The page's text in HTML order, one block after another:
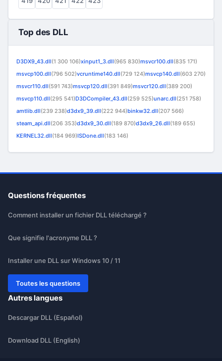
Top des DLL
D3DX9_43.dll(1 300 106)xinput1_3.dll(965 830)msvcr100.dll(835 171)
msvcp100.dll(796 502)vcruntime140.dll(729 124)msvcp140.dll(603 270)
msvcr110.dll(591 743)msvcp120.dll(391 849)msvcr120.dll(389 200)
msvcp110.dll(295 541)D3DCompiler_43.dll(259 525)unarc.dll(251 758)
amtlib.dll(239 238)d3dx9_39.dll(222 944)binkw32.dll(207 566)
steam_api.dll(206 353)d3dx9_30.dll(189 870)d3dx9_26.dll(189 655)
KERNEL32.dll(184 969)ISDone.dll(183 146)
Questions fréquentes
Comment installer un fichier DLL téléchargé ?
Que signifie l'acronyme DLL ?
Installer une DLL sur Windows 10 / 11
Toutes les questions
Autres langues
Descargar DLL (Español)
Download DLL (English)